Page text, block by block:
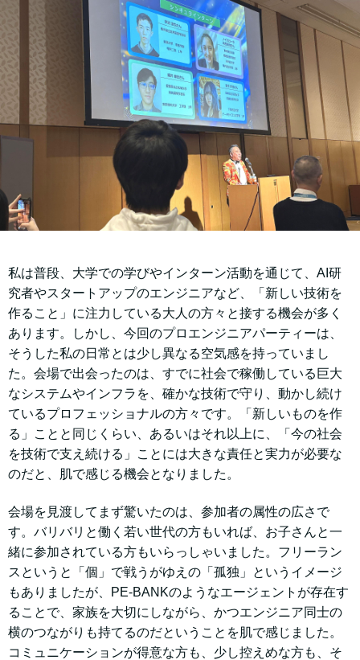
私は普段、大学での学びやインターン活動を通じて、AI研
究者やスタートアップのエンジニアなど、「新しい技術を
作ること」に注力している大人の方々と接する機会が多く
あります。しかし、今回のプロエンジニアパーティーは、
そうした私の日常とは少し異なる空気感を持っていまし
た。会場で出会ったのは、すでに社会で稼働している巨大
なシステムやインフラを、確かな技術で守り、動かし続け
ているプロフェッショナルの方々です。「新しいものを作
る」ことと同じくらい、あるいはそれ以上に、「今の社会
を技術で支え続ける」ことには大きな責任と実力が必要な
のだと、肌で感じる機会となりました。
会場を見渡してまず驚いたのは、参加者の属性の広さで
す。バリバリと働く若い世代の方もいれば、お子さんと一
緒に参加されている方もいらっしゃいました。フリーラン
スというと「個」で戦うがゆえの「孤独」というイメージ
もありましたが、PE-BANKのようなエージェントが存在す
ることで、家族を大切にしながら、かつエンジニア同士の
横のつながりも持てるのだということを肌で感じました。
コミュニケーションが得意な方も、少し控えめな方も、そ